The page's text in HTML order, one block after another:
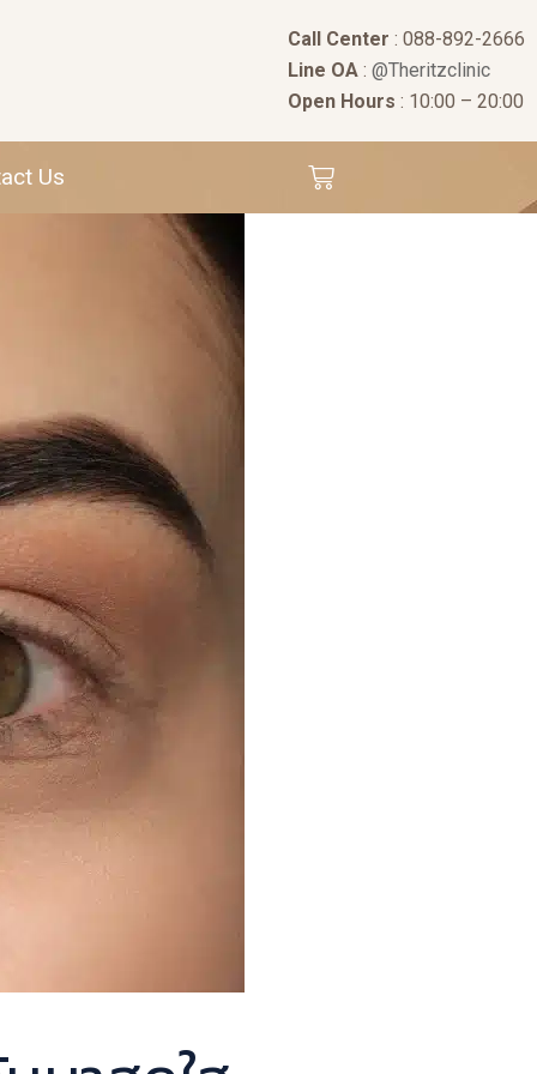
Call Center : 088-892-2666
Line OA: @Theritzclinic
Open Hours : 10:00 – 20:00
Us